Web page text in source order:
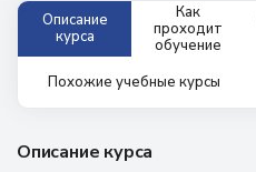
Описание
курса
Как
проходит
обучение
Похожие учебные курсы
Описание курса